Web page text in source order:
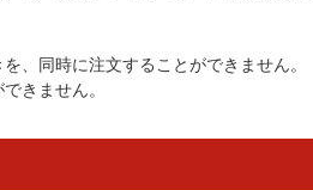
、同時に注文することができません。
きません。